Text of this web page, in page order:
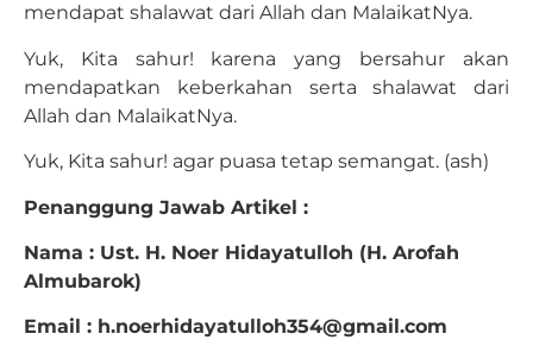
mendapat shalawat dari Allah dan MalaikatNya.
Yuk, Kita sahur! karena yang bersahur akan
mendapatkan keberkahan serta shalawat dari
Allah dan MalaikatNya.
Yuk, Kita sahur! agar puasa tetap semangat. (ash)
Penanggung Jawab Artikel :
Nama : Ust. H. Noer Hidayatulloh (H. Arofah
Almubarok)
Email : h.noerhidayatulloh354@gmail.com